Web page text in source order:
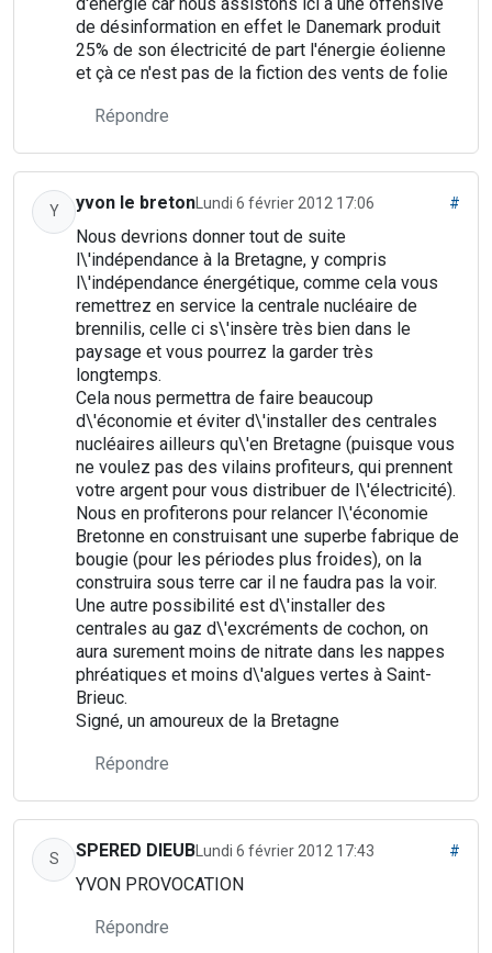
de désinformation en effet le Danemark produit
25% de son électricité de part l'énergie éolienne
et çà ce n'est pas de la fiction des vents de folie
Répondre
Y yvon le breton Lundi 6 février 2012 17:06 #
Nous devrions donner tout de suite
l\'indépendance à la Bretagne, y compris
l\'indépendance énergétique, comme cela vous
remettrez en service la centrale nucléaire de
brennilis, celle ci s\'insère très bien dans le
paysage et vous pourrez la garder très
longtemps.
Cela nous permettra de faire beaucoup
d\'économie et éviter d\'installer des centrales
nucléaires ailleurs qu\'en Bretagne (puisque vous
ne voulez pas des vilains profiteurs, qui prennent
votre argent pour vous distribuer de l\'électricité).
Nous en profiterons pour relancer l\'économie
Bretonne en construisant une superbe fabrique de
bougie (pour les périodes plus froides), on la
construira sous terre car il ne faudra pas la voir.
Une autre possibilité est d\'installer des
centrales au gaz d\'excréments de cochon, on
aura surement moins de nitrate dans les nappes
phréatiques et moins d\'algues vertes à Saint-
Brieuc.
Signé, un amoureux de la Bretagne
Répondre
S SPERED DIEUB Lundi 6 février 2012 17:43 #
YVON PROVOCATION
Répondre